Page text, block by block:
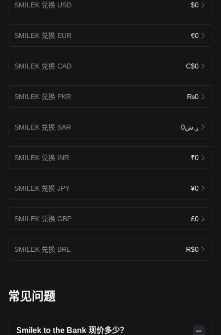
SMILEK 兑换 USD $0
SMILEK 兑换 EUR €0
SMILEK 兑换 CAD C$0
SMILEK 兑换 PKR ₨0
SMILEK 兑换 SAR ر.س0
SMILEK 兑换 INR ₹0
SMILEK 兑换 JPY ¥0
SMILEK 兑换 GBP £0
SMILEK 兑换 BRL R$0
常见问题
Smilek to the Bank 现价多少？